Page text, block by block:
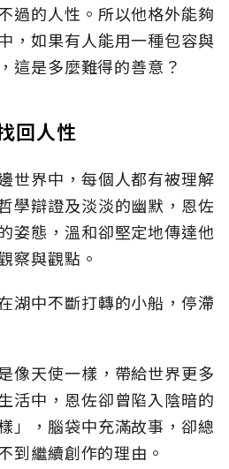
過的人性。所以他格外能夠
，如果有人能用一種包容與
這是多麼難得的善意？
回人性
世界中，每個人都有被理解
學辯證及淡淡的幽默，恩佐
姿態，溫和卻堅定地傳達他
察與觀點。
湖中不斷打轉的小船，停滯
像天使一樣，帶給世界更多
活中，恩佐卻曾陷入陰暗的
」，腦袋中充滿故事，卻總
到繼續創作的理由。